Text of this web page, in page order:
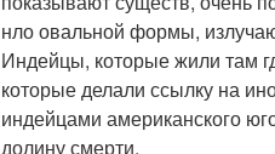
нло овальной формы,
Индейцы, которые жили там
которые делали ссылку на
индейцами американского
долину смерти.